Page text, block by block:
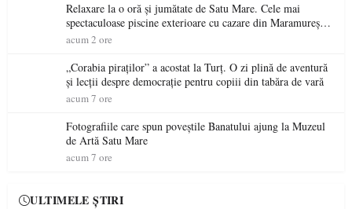
Relaxare la o oră și jumătate de Satu Mare. Cele mai
spectaculoase piscine exterioare cu cazare din Maramureș,
ideale pentru o escapadă de vară
acum 2 ore
„Corabia piraților” a acostat la Turț. O zi plină de aventură
și lecții despre democrație pentru copiii din tabăra de vară
acum 7 ore
Fotografiile care spun poveștile Banatului ajung la Muzeul
de Artă Satu Mare
acum 7 ore
ULTIMELE ȘTIRI